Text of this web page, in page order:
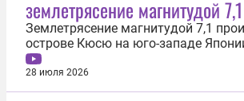
землетрясение магнитудой 7,1
Землетрясение магнитудой 7,1
острове Кюсю на юго-западе
июля сообщило Японское
агентство ( JMA ). Подземные
зафиксированы в 10:27 по
28 июля 2026